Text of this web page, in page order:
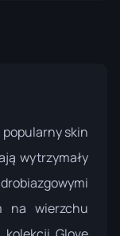
skin
wytrzymały
na wierzchu